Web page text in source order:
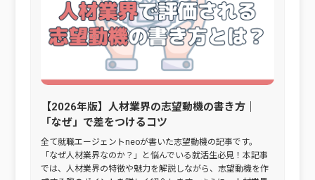
【2026年版】人材業界の志望動機の書き方｜
「なぜ」で差をつけるコツ
全て就職エージェントneoが書いた志望動機の記事です。
「なぜ人材業界なのか？」と悩んでいる就活生必見！本記事
では、人材業界の特徴や魅力を解説しながら、志望動機を作